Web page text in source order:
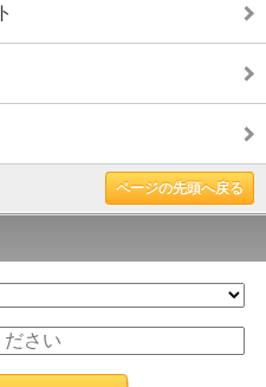
ページの先頭へ戻る